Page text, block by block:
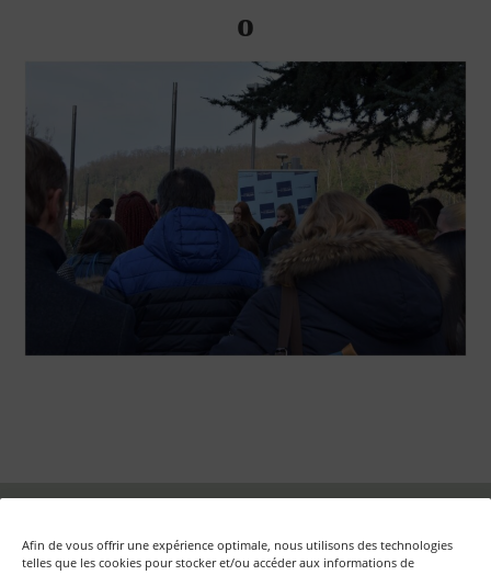
Afin de vous offrir une expérience optimale, nous utilisons des technologies
telles que les cookies pour stocker et/ou accéder aux informations de
o
Rue aux Laines, 17 boîte 50 – B-1000 Bruxelles